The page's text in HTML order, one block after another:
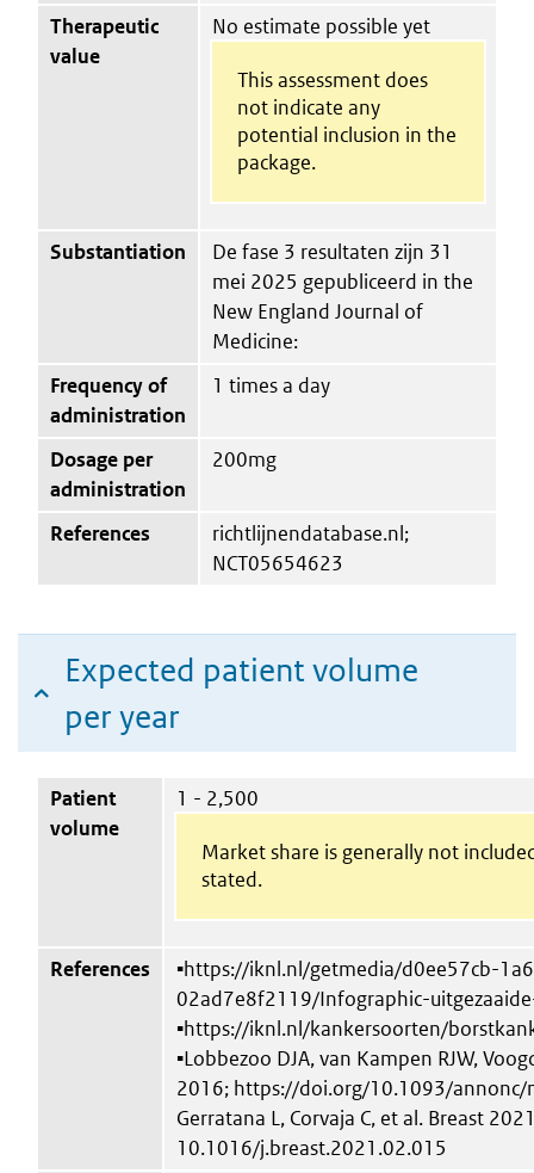
Therapeutic
value
No estimate possible yet
This assessment does
not indicate any
potential inclusion in the
package.
Substantiation
De fase 3 resultaten zijn 31
mei 2025 gepubliceerd in the
New England Journal of
Medicine:
Frequency of
administration
1 times a day
Dosage per
administration
200mg
References
richtlijnendatabase.nl;
NCT05654623
Expected patient volume
per year
Patient
volume
1 - 2,500
Market share is generally not
stated.
References
▪https://iknl.nl/getmedia/d0ee57cb-
02ad7e8f2119/Infographic-
▪https://iknl.nl/kankersoorten/
▪Lobbezoo DJA, van Kampen RJW,
2016; https://doi.org/10.1093/annonc/
Gerratana L, Corvaja C, et al. Breast
10.1016/j.breast.2021.02.015